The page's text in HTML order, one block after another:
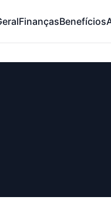
FinançasBenefícios